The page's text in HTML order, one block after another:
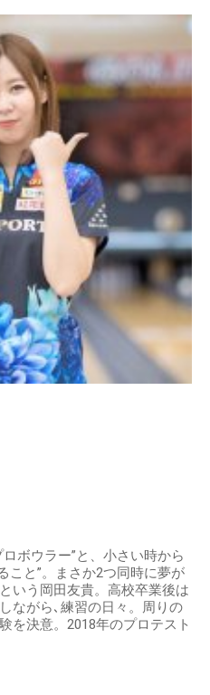
ロボウラー”と、小さい時から
こと”。まさか2つ同時に夢が
いう岡田友貴。高校卒業後は
ながら､練習の日々。周りの
を決意。2018年のプロテスト